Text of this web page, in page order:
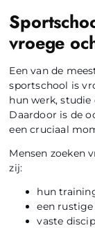
vroege
Een van de
sportschool is
hun werk,
Daardoor is de
een cruciaal
Mensen zoeken
zij:
hun
een
vaste